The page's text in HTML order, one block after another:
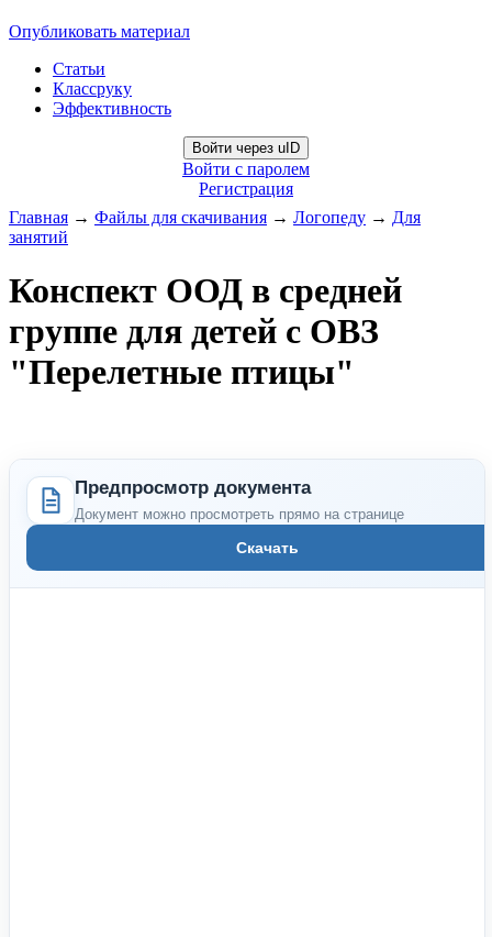
Опубликовать материал
Статьи
Классруку
Эффективность
Войти через uID
Войти с паролем
Регистрация
Главная → Файлы для скачивания → Логопеду → Для
занятий
Конспект ООД в средней
группе для детей с ОВЗ
"Перелетные птицы"
Предпросмотр документа
Документ можно просмотреть прямо на странице
Скачать